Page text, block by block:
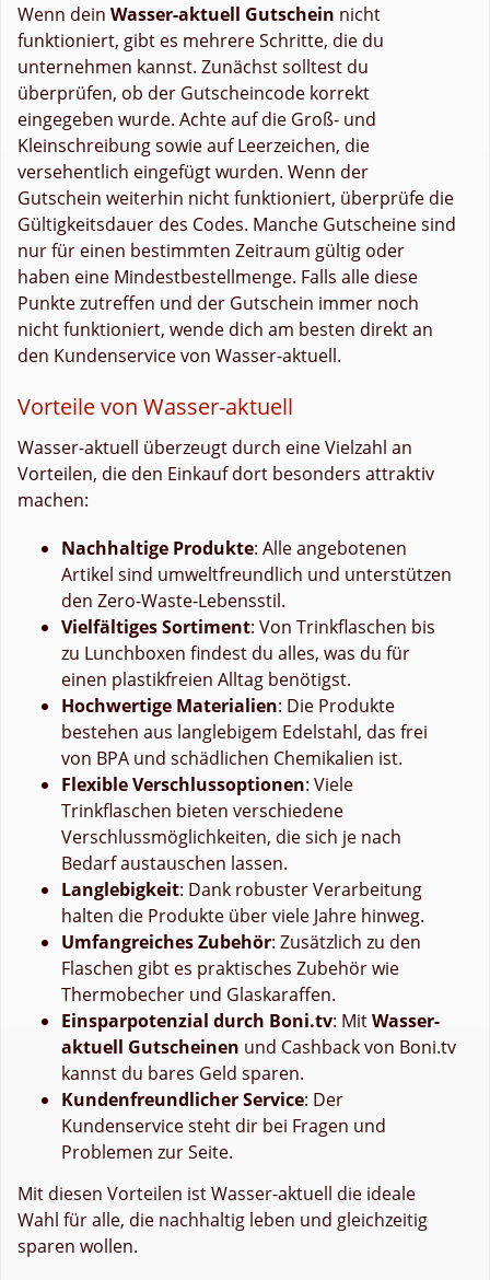
Wenn dein Wasser-aktuell Gutschein nicht
funktioniert, gibt es mehrere Schritte, die du
unternehmen kannst. Zunächst solltest du
überprüfen, ob der Gutscheincode korrekt
eingegeben wurde. Achte auf die Groß- und
Kleinschreibung sowie auf Leerzeichen, die
versehentlich eingefügt wurden. Wenn der
Gutschein weiterhin nicht funktioniert, überprüfe die
Gültigkeitsdauer des Codes. Manche Gutscheine sind
nur für einen bestimmten Zeitraum gültig oder
haben eine Mindestbestellmenge. Falls alle diese
Punkte zutreffen und der Gutschein immer noch
nicht funktioniert, wende dich am besten direkt an
den Kundenservice von Wasser-aktuell.
Vorteile von Wasser-aktuell
Wasser-aktuell überzeugt durch eine Vielzahl an
Vorteilen, die den Einkauf dort besonders attraktiv
machen:
Nachhaltige Produkte: Alle angebotenen
Artikel sind umweltfreundlich und unterstützen
den Zero-Waste-Lebensstil.
Vielfältiges Sortiment: Von Trinkflaschen bis
zu Lunchboxen findest du alles, was du für
einen plastikfreien Alltag benötigst.
Hochwertige Materialien: Die Produkte
bestehen aus langlebigem Edelstahl, das frei
von BPA und schädlichen Chemikalien ist.
Flexible Verschlussoptionen: Viele
Trinkflaschen bieten verschiedene
Verschlussmöglichkeiten, die sich je nach
Bedarf austauschen lassen.
Langlebigkeit: Dank robuster Verarbeitung
halten die Produkte über viele Jahre hinweg.
Umfangreiches Zubehör: Zusätzlich zu den
Flaschen gibt es praktisches Zubehör wie
Thermobecher und Glaskaraffen.
Einsparpotenzial durch Boni.tv: MitWasser-
aktuell Gutscheinen und Cashback von Boni.tv
kannst du bares Geld sparen.
Kundenfreundlicher Service: Der
Kundenservice steht dir bei Fragen und
Problemen zur Seite.
Mit diesen Vorteilen ist Wasser-aktuell die ideale
Wahl für alle, die nachhaltig leben und gleichzeitig
sparen wollen.